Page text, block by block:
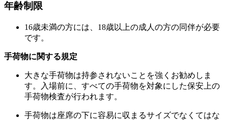
年齢制限
16歳未満の方には、 18歳以上の成人の方の同伴が必要
です。
手荷物に関する規定
大きな手荷物は持参されないことを強くお勧めしま
す。入場前に、すべての手荷物を対象にした保安上の
手荷物検査が行われます。
手荷物は座席の下に容易に収まるサイズでなくてはな